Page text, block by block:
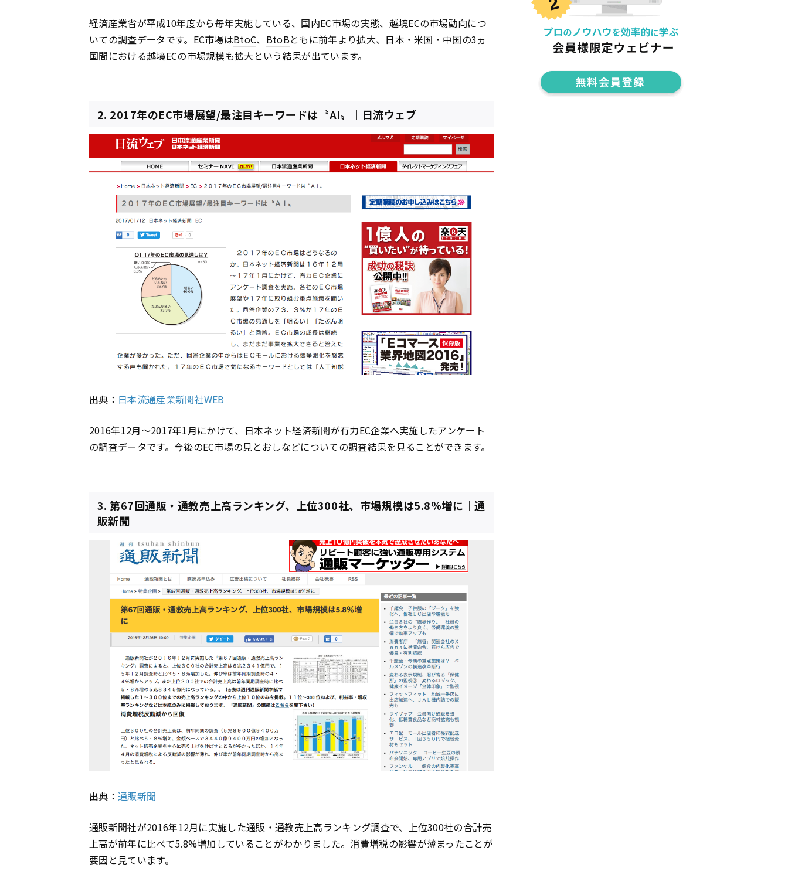
経済産業省が平成10年度から毎年実施している、国内EC市場の実態、越境ECの市場動向につ
いての調査データです。EC市場はBtoC、 BtoBともに前年より拡大、日本・米国・中国の3ヵ
国間における越境ECの市場規模も拡大という結果が出ています。
2. 2017年のEC市場展望/最注目キーワードは〝AI〟｜日流ウェブ
出典： 日本流通産業新聞社WEB
2016年12月〜2017年1月にかけて、日本ネット経済新聞が有力EC企業へ実施したアンケート
の調査データです。今後のEC市場の見とおしなどについての調査結果を見ることができます。
3. 第67回通販・通教売上高ランキング、上位300社、市場規模は5.8％増に｜通
販新聞
出典： 通販新聞
通販新聞社が2016年12月に実施した通販・通教売上高ランキング調査で、上位300社の合計売
上高が前年に比べて5.8%増加していることがわかりました。消費増税の影響が薄まったことが
要因と見ています。